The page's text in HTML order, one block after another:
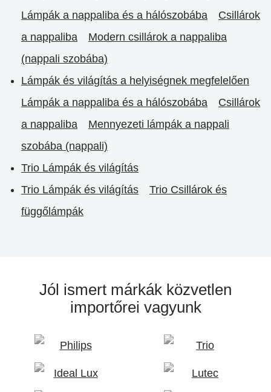
Lámpák a nappaliba és a hálószobába
Csillárok
a nappaliba
Modern csillárok a nappaliba
(nappali szobába)
Lámpák és világítás a helyiségnek megfelelően
Lámpák a nappaliba és a hálószobába
Csillárok
a nappaliba
Mennyezeti lámpák a nappali
szobába (nappali)
Trio Lámpák és világítás
Trio Lámpák és világítás
Trio Csillárok és
függőlámpák
Jól ismert márkák közvetlen
importőrei vagyunk